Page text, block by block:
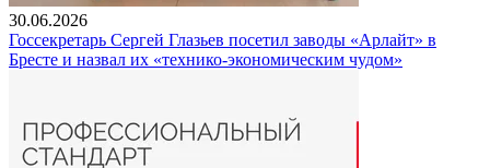
30.06.2026
Госсекретарь Сергей Глазьев посетил заводы «Арлайт» в
Бресте и назвал их «технико-экономическим чудом»